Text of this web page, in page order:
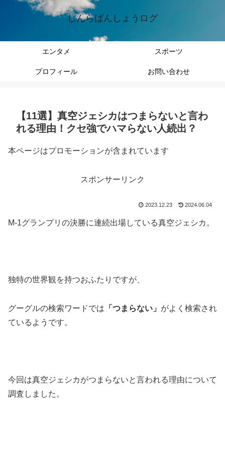
しんらばんしょうログ
エンタメ スポーツ
プロフィール お問い合わせ
【11選】真空ジェシカはつまらないと言わ
れる理由！クセ強でハマらない人続出？
本ページはプロモーションが含まれています
スポンサーリンク
2023.12.23 2024.06.04
M-1グランプリの決勝に連続出場している真空ジェシカ。
独特の世界観を持つおふたりですが、
グーグルの検索ワードでは 「つまらない」 がよく検索され
ているようです。
今回は真空ジェシカがつまらないと言われる理由について
調査しました。